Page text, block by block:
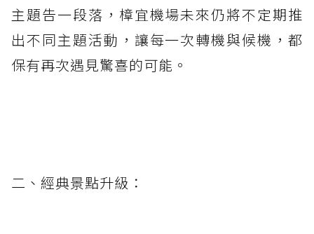
主題告一段落，樟宜機場未來仍將不定期推
出不同主題活動，讓每一次轉機與候機，都
保有再次遇見驚喜的可能。
二、經典景點升級：